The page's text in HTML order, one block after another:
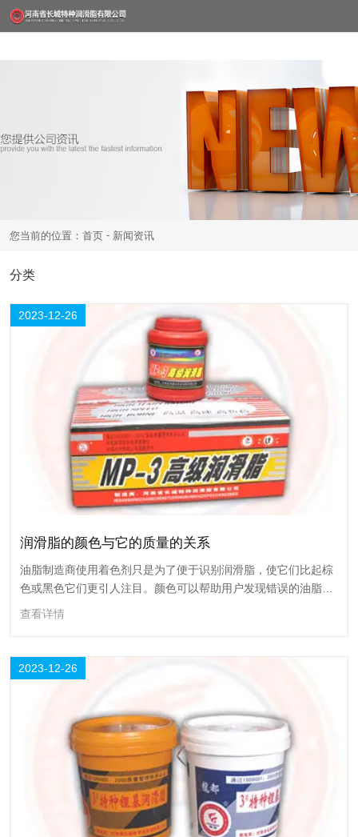
您当前的位置：首页 - 新闻资讯
2023-12
润滑脂的颜色与它的质量的关系
油脂制造商使用着色剂只是为了便于识别润滑脂，使它们比起棕色或黑色
它们更引人注目。颜色可以帮助用户发现错误的油脂，例如，一个特定颜
色的油脂从油枪出来时，与预期的另一种颜色不一致时。
26
2023-12
分类
2023-12-26
润滑脂的颜色与它的质量的关系
油脂制造商使用着色剂只是为了便于识别润滑脂，使它们比起棕
色或黑色它们更引人注目。颜色可以帮助用户发现错误的油脂，
例如，一个特定颜色的油脂从油枪出来时，与预期的另一种颜色
查看详情
2023-12-26